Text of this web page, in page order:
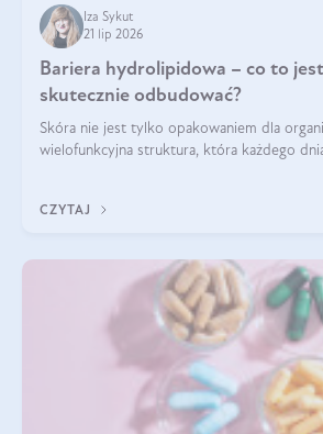
Iza Sykut
21 lip 2026
Bariera hydrolipidowa – co to
skutecznie odbudować?
Skóra nie jest tylko opakowaniem dla
wielofunkcyjna struktura, która każdego
bariera hydrolipidowa.
CZYTAJ